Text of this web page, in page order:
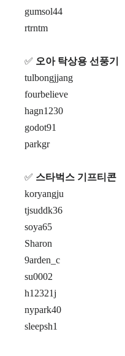
gumsol44
rtrntm
✅ 오아 탁상용 선풍기
tulbongjjang
fourbelieve
hagn1230
godot91
parkgr
✅ 스타벅스 기프티콘
koryangju
tjsuddk36
soya65
Sharon
9arden_c
su0002
h12321j
nypark40
sleepsh1